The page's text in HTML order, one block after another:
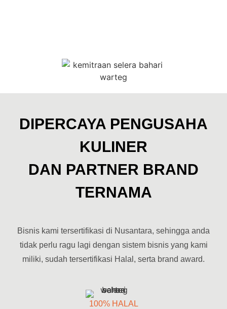
Kami menyajikan informasi komprehensif mengenai
Kemitraan Warteg Murah:
[harga franchise warteg] dan
"bisnis warteg kekinian" dan
DIPERCAYA PENGUSAHA
KULINER
DAN PARTNER BRAND
TERNAMA
Bisnis kami tersertifikasi di Nusantara, sehingga anda
tidak perlu ragu lagi dengan sistem bisnis yang kami
miliki, sudah tersertifikasi Halal, serta brand award.
100% HALAL